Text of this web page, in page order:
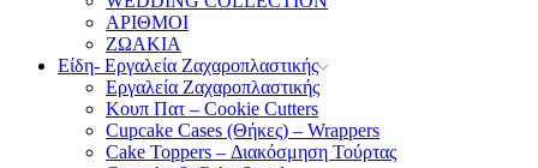
ΑΡΙΘΜΟΙ
ΖΩΑΚΙΑ
Είδη- Εργαλεία Ζαχαροπλαστικής
Εργαλεία Ζαχαροπλαστικής
Κουπ Πατ – Cookie Cutters
Cupcake Cases (Θήκες) – Wrappers
Cake Toppers – Διακόσμηση Τούρτας